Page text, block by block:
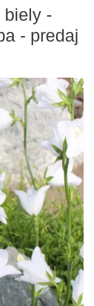
biely -
- predaj